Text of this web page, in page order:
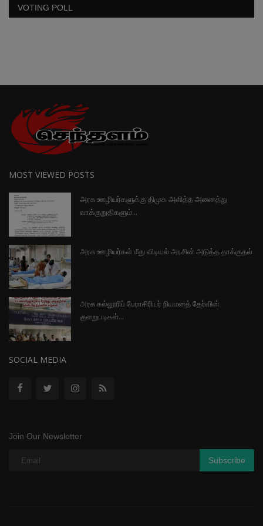
VOTING POLL
MOST VIEWED POSTS
அரசு ஊழியர்களுக்கு திமுக அளித்த அனைத்து
வாக்குறுதிகளும்...
அரசு ஊழியர்கள் மீது விடியல் அரசின் அடுத்த தாக்குதல்
அரசு கல்லூரிப் பேராசிரியர் நியமனத் தேர்வின்
குளறுபடிகள்...
SOCIAL MEDIA
Join Our Newsletter
Subscribe